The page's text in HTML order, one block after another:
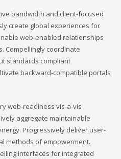
bandwidth and client-focused
create global experiences for
web-enabled relationships
Compellingly coordinate
standards compliant
backward-compatible portals
web-readiness vis-a-vis
aggregate maintainable
Progressively deliver user-
methods of empowerment.
interfaces for integrated